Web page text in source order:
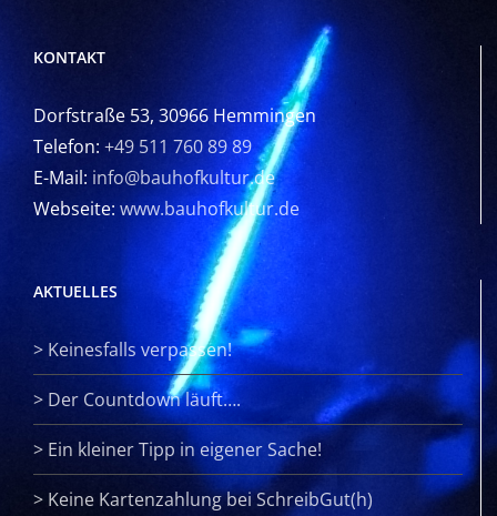
KONTAKT
Dorfstraße 53, 30966 Hemmingen
Telefon: +49 511 760 89 89
E-Mail: info@bauhofkultur.de
Webseite: www.bauhofkultur.de
AKTUELLES
> Keinesfalls verpassen!
> Der Countdown läuft….
> Ein kleiner Tipp in eigener Sache!
> Keine Kartenzahlung bei SchreibGut(h)